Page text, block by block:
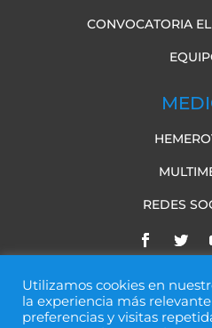
CONVOCATORIA
REDES
Utilizamos cookies en
la experiencia más
preferencias y visitas